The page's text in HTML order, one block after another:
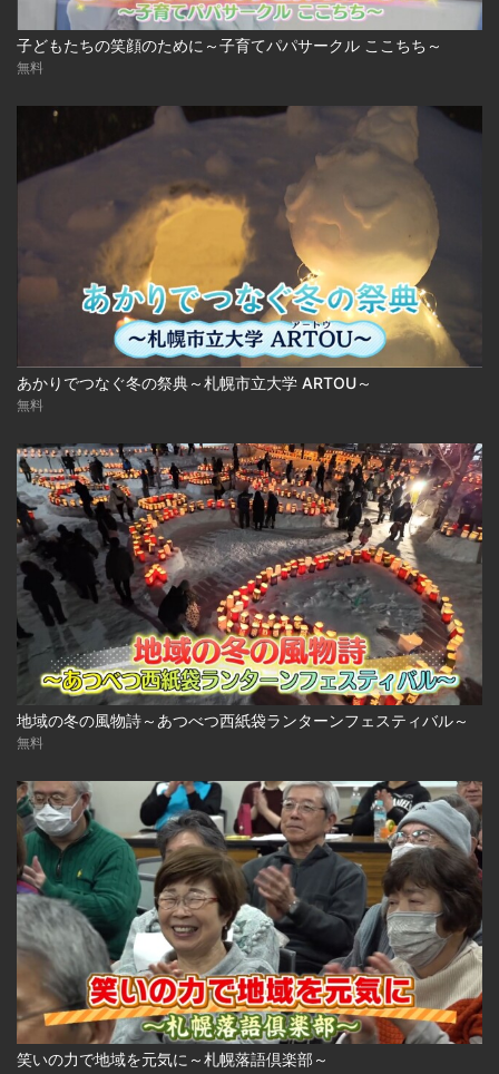
子どもたちの笑顔のために～子育てパパサークル ここちち～
無料
あかりでつなぐ冬の祭典～札幌市立大学 ARTOU～
無料
地域の冬の風物詩～あつべつ西紙袋ランターンフェスティバル～
無料
笑いの力で地域を元気に～札幌落語倶楽部～